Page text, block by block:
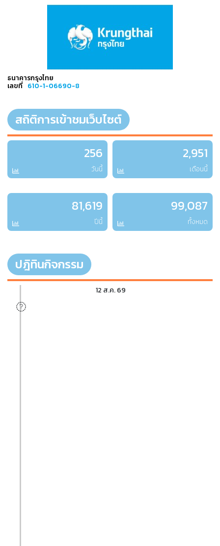
ธนาคารกรุงไทย
เลขที่ 610-1-06690-8
สถิติการเข้าชมเว็บไซต์
256
วันนี้
2,951
เดือนนี้
81,619
ปีนี้
99,087
ทั้งหมด
ปฎิทินกิจกรรม
12 ส.ค. 69